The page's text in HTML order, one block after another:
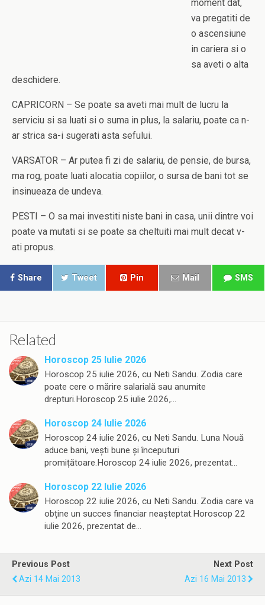
moment dat,
va pregatiti de
o ascensiune
in cariera si o
sa aveti o alta
deschidere.
CAPRICORN – Se poate sa aveti mai mult de lucru la
serviciu si sa luati si o suma in plus, la salariu, poate ca n-
ar strica sa-i sugerati asta sefului.
VARSATOR – Ar putea fi zi de salariu, de pensie, de bursa,
ma rog, poate luati alocatia copiilor, o sursa de bani tot se
insinueaza de undeva.
PESTI – O sa mai investiti niste bani in casa, unii dintre voi
poate va mutati si se poate sa cheltuiti mai mult decat v-
ati propus.
Share Tweet Pin Mail SMS
Related
Horoscop 25 Iulie 2026
Horoscop 25 iulie 2026, cu Neti Sandu. Zodia care
poate cere o mărire salarială sau anumite
drepturi.Horoscop 25 iulie 2026,…
Horoscop 24 Iulie 2026
Horoscop 24 iulie 2026, cu Neti Sandu. Luna Nouă
aduce bani, vești bune și începuturi
promițătoare.Horoscop 24 iulie 2026, prezentat…
Horoscop 22 Iulie 2026
Horoscop 22 iulie 2026, cu Neti Sandu. Zodia care va
obține un succes financiar neașteptat.Horoscop 22
iulie 2026, prezentat de…
Previous Post
Azi 14 Mai 2013
Next Post
Azi 16 Mai 2013